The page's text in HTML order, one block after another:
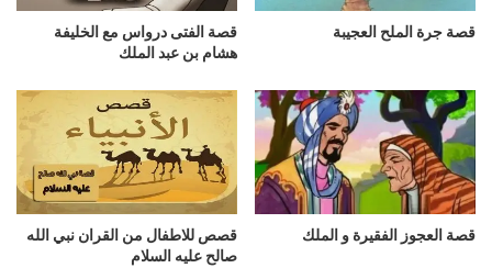
قصة جرة الملح العجيبة
قصة الفتى درواس مع الخليفة
هشام بن عبد الملك
قصة العجوز الفقيرة و الملك
قصص للاطفال من القران نبي الله
صالح عليه السلام